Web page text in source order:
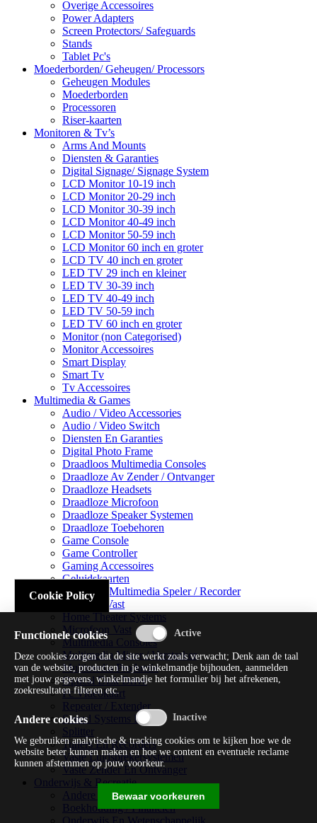
Overige Accessoires
Power Adapters
Screen Protectors/ Safeguards
Stands
Tablet Pc's
Moederborden/ Geheugen/ Processors
Geheugen Modules
Moederborden
Processoren
Riser-kaarten
Monitoren & Tv’s
Arms And Mounts
Diensten & Garanties
Digital Signage/ Signage System
LCD Monitor 10-19 inch
LCD Monitor 20-29 inch
LCD Monitor 30-39 inch
LCD Monitor 40-49 inch
LCD Monitor 50-59 inch
LCD Monitor 60 inch en groter
LCD TV 40 inch en groter
LED TV 29 inch en kleiner
LED TV 30-39 inch
LED TV 40-49 inch
LED TV 50-59 inch
LED TV 60 inch en groter
Monitor (non Categorised)
Monitor Accessoires
Smart Display
Smart Tv
Tv Accessoires
Multimedia & Games
Audio / Video Accessories
Audio / Video Switch
Diensten En Garanties
Digital Photo Frame
Draadloos Multimedia Consoles
Draadloze Av Zender / Ontvanger
Draadloze Headsets
Draadloze Microfoon
Draadloze Speaker Systemen
Draadloze Toebehoren
Game Console
Game Controller
Gaming Accessoires
Geluidskaarten
Handheld Multimedia Speler / Recorder
Headsets Vast
Home Theater Systems
Microfoon Vast
Multimedia Consoles
Multimedia Mixer / Versterker
Multimedia Productie
Optical Disk Drive
Pc Videokaart
Repeater / Extender
Sound Systems Hi-fi
Splitter
Tuners En Recorders
Vaste Luidsprekersystemen
Vaste Zender En Ontvanger
Onderwijs & Recreatie
Andere Beveiligingssoftware
Boekhouding / Financiën
Cookie Policy
Functionele cookies
Deze cookies zorgen dat de site werkt zoals verwacht; Denk aan de taal
van de website, producten in je winkelmandje bijhouden, aanmelden
met jouw gegevens, winkelmandje het formulier bij het afrekenen,
zoekresultaten filteren etc.
Andere cookies
We gebruiken analytische & tracking cookies om te kijken hoe we de
website beter kunnen maken en hoe we content en eventuele reclame
kunnen afstemmen op jouw voorkeur.
Bewaar voorkeuren